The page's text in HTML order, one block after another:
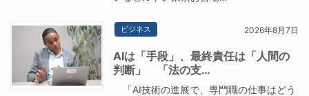
ビジネス 2026年8月7日
AIは「手段」、最終責任は「人間の
判断」 「法の支…
「AI技術の進展で、専門職の仕事はどう